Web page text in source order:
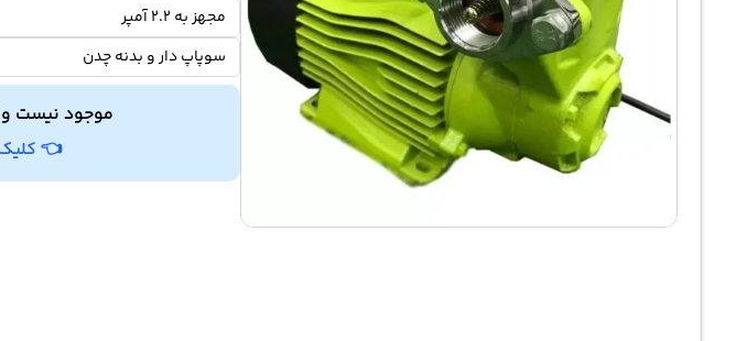
مجهز به 2.2 آمپر
سوپاپ دار و بدنه چدن
موجود نیست
👈